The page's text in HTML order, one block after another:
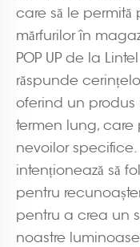
care să le permită
mărfurilor în
POP UP de la
răspunde
oferind un produs
termen lung, care
nevoilor
intenționează să
pentru
pentru a crea un
noastre